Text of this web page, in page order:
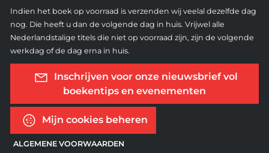
Indien het boek op voorraad is verzenden wij veelal dezelfde dag
nog. Die heeft u dan de volgende dag in huis. Vrijwel alle
Nederlandstalige titels die niet op voorraad zijn, zijn de volgende
werkdag of de dag erna in huis.
Inschrijven voor onze nieuwsbrief vol
boekentips en evenementen
Mijn cookies beheren
ALGEMENE VOORWAARDEN